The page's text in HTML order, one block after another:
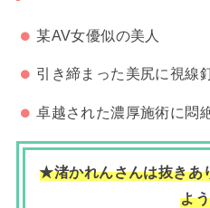
某AV女優似の美人
引き締まった美尻に視線
卓越された濃厚施術に悶
★渚かれんさんは抜きあ
よ